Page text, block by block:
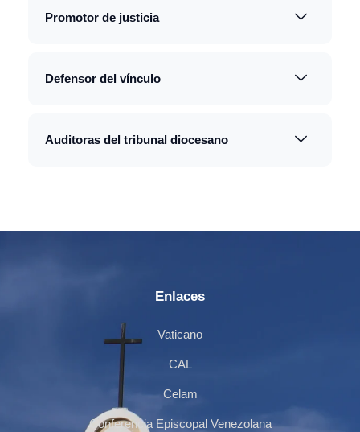
Promotor de justicia
Defensor del vínculo
Auditoras del tribunal diocesano
Enlaces
Vaticano
CAL
Celam
Conferencia Episcopal Venezolana